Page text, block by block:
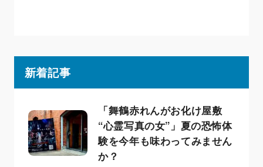
新着記事
「舞鶴赤れんがお化け屋敷
“心霊写真の女”」夏の恐怖体
験を今年も味わってみません
か？